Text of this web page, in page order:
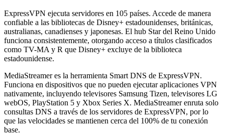
ExpressVPN ejecuta servidores en 105 países. Accede de manera
confiable a las bibliotecas de Disney+ estadounidenses, británicas,
australianas, canadienses y japonesas. El hub Star del Reino Unido
funciona consistentemente, otorgando acceso a títulos clasificados
como TV-MA y R que Disney+ excluye de la biblioteca
estadounidense.
MediaStreamer es la herramienta Smart DNS de ExpressVPN.
Funciona en dispositivos que no pueden ejecutar aplicaciones VPN
nativamente, incluyendo televisores Samsung Tizen, televisores LG
webOS, PlayStation 5 y Xbox Series X. MediaStreamer enruta solo
consultas DNS a través de los servidores de ExpressVPN, por lo
que las velocidades se mantienen cerca del 100% de tu conexión
base.